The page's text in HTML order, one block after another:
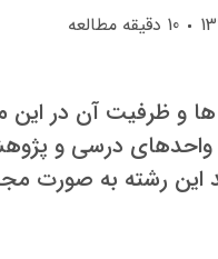
10 دقیقه مطالعه
و ظرفیت آن در
واحدهای درسی و
رشته به صورت